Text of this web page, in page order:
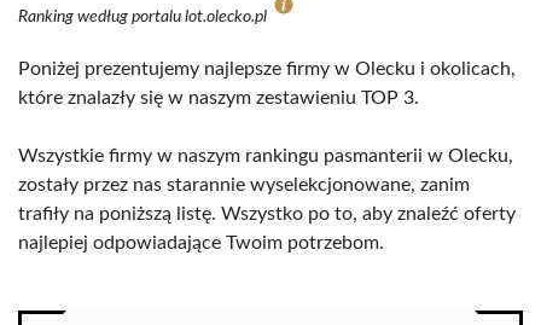
Ranking według portalu lot.olecko.pl
Poniżej prezentujemy najlepsze firmy w Olecku i okolicach,
które znalazły się w naszym zestawieniu TOP 3.
Wszystkie firmy w naszym rankingu pasmanterii w Olecku,
zostały przez nas starannie wyselekcjonowane, zanim
trafiły na poniższą listę. Wszystko po to, aby znaleźć oferty
najlepiej odpowiadające Twoim potrzebom.